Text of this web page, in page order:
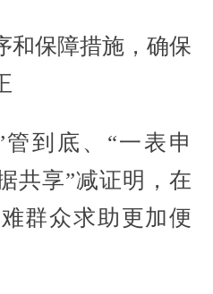
保障措施，确保
到底、“一表申
共享”减证明，在
群众求助更加便